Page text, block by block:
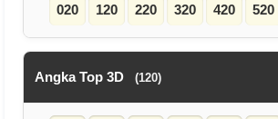
020 120 220 320 420 520
Angka Top 3D (120)